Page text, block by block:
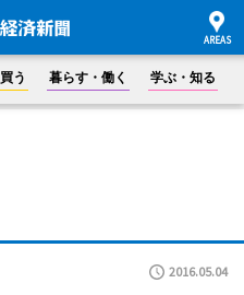
買う 暮らす・働く 学ぶ・知る
2016.05.04